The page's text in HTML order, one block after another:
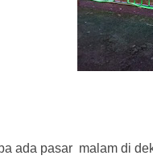
ada pasar malam di